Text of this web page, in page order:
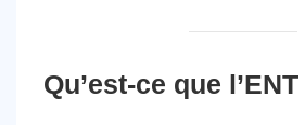
Qu’est-ce que